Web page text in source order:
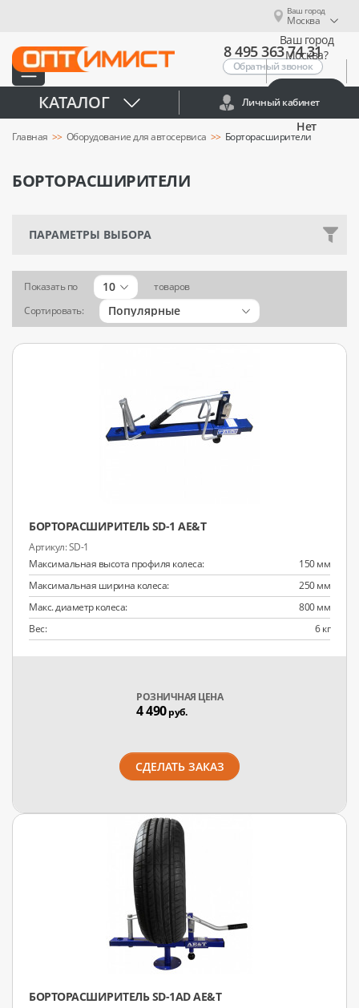
Ваш город
Москва
Ваш город
Москва?
Нет
8 495 363 74 31
Обратный звонок
КАТАЛОГ Личный кабинет
Главная Оборудование для автосервиса Борторасширители
БОРТОРАСШИРИТЕЛИ
ПАРАМЕТРЫ ВЫБОРА
Показать по 10
товаров
Сортировать:
Популярные
БОРТОРАСШИРИТЕЛЬ SD-1 AE&T
SD-1
Максимальная высота профиля колеса:
150 мм
Максимальная ширина колеса:
250 мм
Макс. диаметр колеса:
800 мм
Вес:
6 кг
РОЗНИЧНАЯ ЦЕНА
4 490руб.
СДЕЛАТЬ ЗАКАЗ
БОРТОРАСШИРИТЕЛЬ SD-1AD AE&T